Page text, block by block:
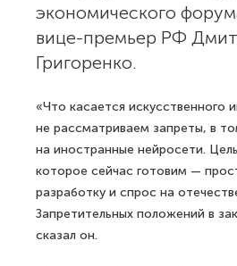
экономического
вице-премьер РФ
Григоренко.
«Что касается искусственного
не рассматриваем запреты, в
на иностранные нейросети.
которое сейчас готовим —
разработку и спрос на
Запретительных положений в
сказал он.